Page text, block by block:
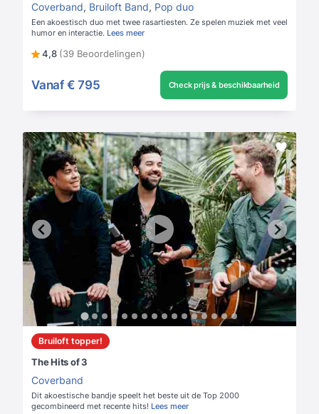
Coverband, Bruiloft Band, Pop duo
Een akoestisch duo met twee rasartiesten. Ze spelen muziek met veel
humor en interactie. Lees meer
4,8 (39 Beoordelingen)
Vanaf € 795 Check prijs & beschikbaarheid
Bruiloft topper!
The Hits of 3
Coverband
Dit akoestische bandje speelt het beste uit de Top 2000
gecombineerd met recente hits! Lees meer